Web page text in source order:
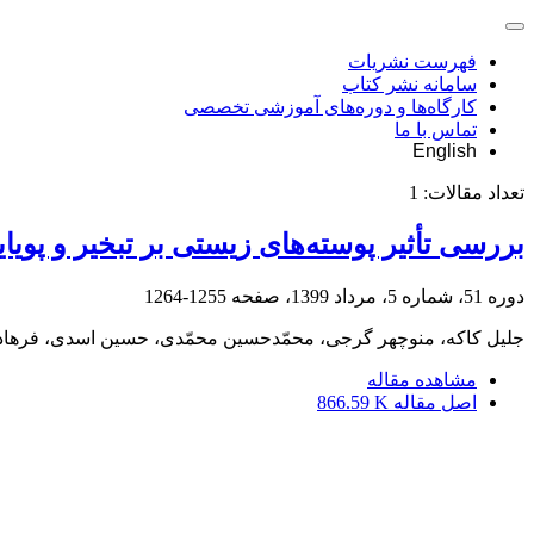
فهرست نشریات
سامانه نشر کتاب
کارگاه‌ها و دوره‌های آموزشی تخصصی
تماس با ما
English
تعداد مقالات: 1
بررسی تأثیر پوسته‌های زیستی بر تبخیر و
دوره 51، شماره 5، مرداد 1399، صفحه 1255-1264
جلیل کاکه، منوچهر گرجی، محمّدحسین محمّدی، حسین اسدی،
مشاهده مقاله
اصل مقاله 866.59 K